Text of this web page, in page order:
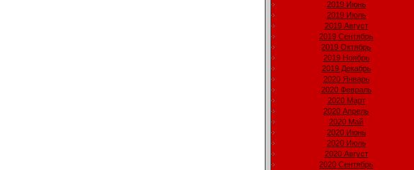
2019 Июнь
2019 Июль
2019 Август
2019 Сентябрь
2019 Октябрь
2019 Ноябрь
2019 Декабрь
2020 Январь
2020 Февраль
2020 Март
2020 Апрель
2020 Май
2020 Июнь
2020 Июль
2020 Август
2020 Сентябрь